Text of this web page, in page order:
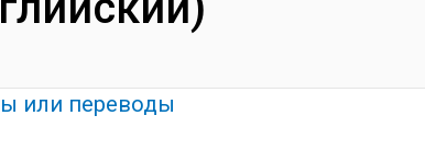
или переводы